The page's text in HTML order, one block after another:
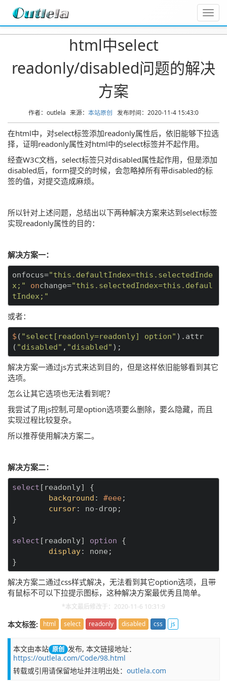
html中select
readonly/disabled问题的解决
方案
作者：outlela 来源： 本站原创 发布时间：2020-11-4 15:43:0
在html中，对select标签添加readonly属性后，依旧能够下拉选
择，证明readonly属性对html中的select标签并不起作用。
经查W3C文档，select标签只对disabled属性起作用，但是添加
disabled后，form提交的时候，会忽略掉所有带disabled的标
签的值，对提交造成麻烦。
所以针对上述问题，总结出以下两种解决方案来达到select标签
实现readonly属性的目的：
解决方案一：
onfocus="this.defaultIndex=this.selectedInde
x;"
onchange="this.selectedIndex=this.defaul
tIndex;"
或者：
$ ( "select[readonly=readonly] option" ).attr
( "disabled" , "disabled" );
解决方案一通过js方式来达到目的，但是这样依旧能够看到其它
选项。
怎么让其它选项也无法看到呢？
我尝试了用js控制,可是option选项要么删除，要么隐藏，而且
实现过程比较复杂。
所以推荐使用解决方案二。
解决方案二：
select [readonly]
{
background : #eee;
cursor: no-drop;
}
select [readonly] option {
display: none;
}
解决方案二通过css样式解决，无法看到其它option选项，且带
有鼠标不可以下拉提示图标，这种解决方案最优秀且简单。
*本文最后修改于：2020-11-6 10:31:9
本文标签: html select readonly disabled css js
本文由本站 原创 发布, 本文链接地址：
https://outlela.com/Code/98.html
转载或引用请保留地址并注明出处： outlela.com